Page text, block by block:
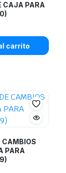
CAJA PARA
carrito
CAMBIOS
PARA